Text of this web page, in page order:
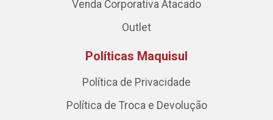
Venda Corporativa Atacado
Outlet
Políticas Maquisul
Política de Privacidade
Política de Troca e Devolução